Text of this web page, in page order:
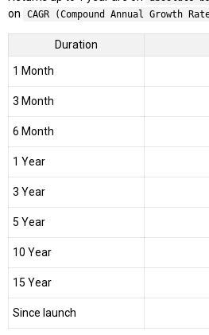
on
CAGR (Compound Annual Growth
Duration
1 Month
3 Month
6 Month
1 Year
3 Year
5 Year
10 Year
15 Year
Since launch